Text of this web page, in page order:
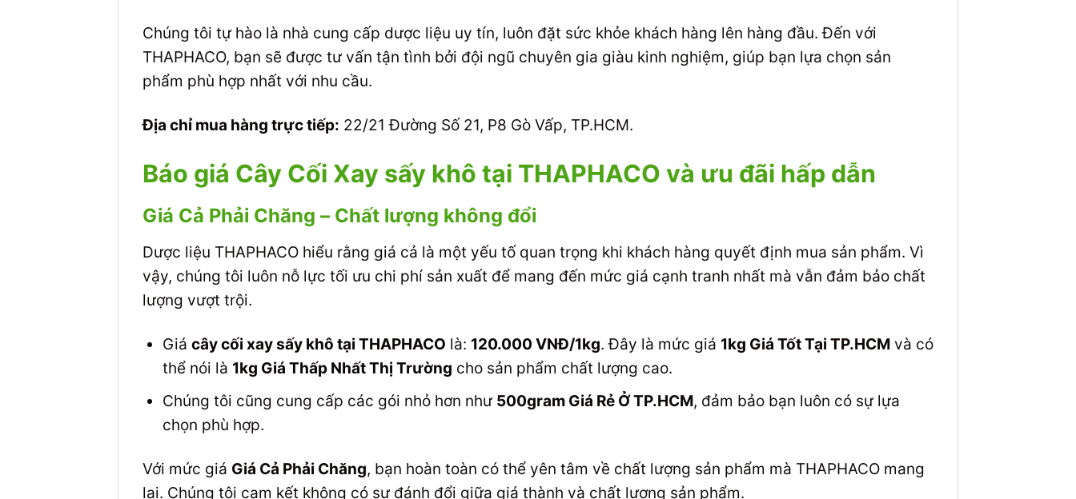
Chúng tôi tự hào là nhà cung cấp dược liệu uy tín, luôn đặt sức khỏe khách hàng lên hàng đầu. Đến với
THAPHACO, bạn sẽ được tư vấn tận tình bởi đội ngũ chuyên gia giàu kinh nghiệm, giúp bạn lựa chọn sản
phẩm phù hợp nhất với nhu cầu.
Địa chỉ mua hàng trực tiếp: 22/21 Đường Số 21, P8 Gò Vấp, TP.HCM.
Báo giá Cây Cối Xay sấy khô tại THAPHACO và ưu đãi hấp dẫn
Giá Cả Phải Chăng – Chất lượng không đổi
Dược liệu THAPHACO hiểu rằng giá cả là một yếu tố quan trọng khi khách hàng quyết định mua sản phẩm. Vì
vậy, chúng tôi luôn nỗ lực tối ưu chi phí sản xuất để mang đến mức giá cạnh tranh nhất mà vẫn đảm bảo chất
lượng vượt trội.
Giá cây cối xay sấy khô tại THAPHACO là: 120.000 VNĐ/1kg. Đây là mức giá 1kg Giá Tốt Tại TP.HCMvà có
thể nói là 1kg Giá Thấp Nhất Thị Trường cho sản phẩm chất lượng cao.
Chúng tôi cũng cung cấp các gói nhỏ hơn như 500gram Giá Rẻ Ở TP.HCM, đảm bảo bạn luôn có sự lựa
chọn phù hợp.
Với mức giá Giá Cả Phải Chăng, bạn hoàn toàn có thể yên tâm về chất lượng sản phẩm mà THAPHACO mang
lại. Chúng tôi cam kết không có sự đánh đổi giữa giá thành và chất lượng sản phẩm.